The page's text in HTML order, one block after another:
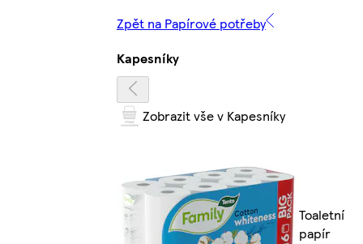
Zpět na Papírové potřeby
Kapesníky
Zobrazit vše v Kapesníky
Toaletní
papír